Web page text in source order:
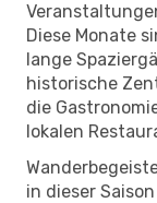
Diese Monate
lange
historische
die
lokalen
in dieser